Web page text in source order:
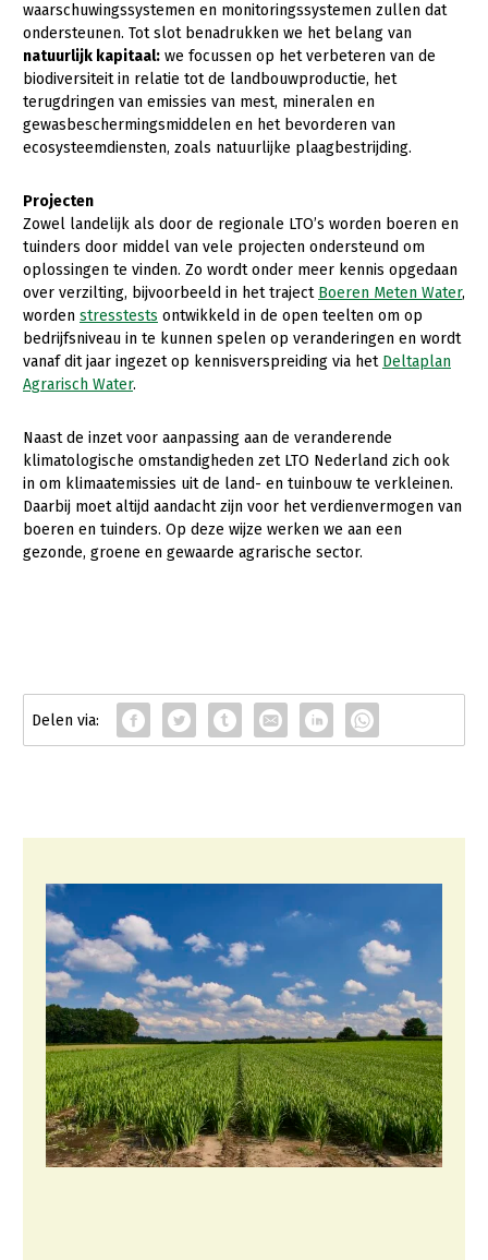
Kalverhouderij
Konijnenhouderij
Melkveehouderij
Paardenhouderij
Schapenhouderij
Varkenshouderij
Vleesveehouderij
Biologische Landbouw
Bollenteelt
Bomen, vaste planten en zomerbloemen
Fruitteelt
Paddenstoelen
Vollegrondsgroente
Multifunctioneel
Vrouw en Bedrijf
Onderwerpen
Nieuws
Nieuwsabonnement
Over LTO
LTO Nederland
Mensen
Bestuur en Directie
Medewerkers
Jaarverslag 2023
Vacatures
Contact
waarschuwingssystemen en monitoringssystemen zullen dat
ondersteunen. Tot slot benadrukken we het belang van
natuurlijk kapitaal: we focussen op het verbeteren van de
biodiversiteit in relatie tot de landbouwproductie, het
terugdringen van emissies van mest, mineralen en
gewasbeschermingsmiddelen en het bevorderen van
ecosysteemdiensten, zoals natuurlijke plaagbestrijding.
Projecten
Zowel landelijk als door de regionale LTO’s worden boeren en
tuinders door middel van vele projecten ondersteund om
oplossingen te vinden. Zo wordt onder meer kennis opgedaan
over verzilting, bijvoorbeeld in het traject Boeren Meten Water,
worden stresstests ontwikkeld in de open teelten om op
bedrijfsniveau in te kunnen spelen op veranderingen en wordt
vanaf dit jaar ingezet op kennisverspreiding via het Deltaplan
Agrarisch Water.
Naast de inzet voor aanpassing aan de veranderende
klimatologische omstandigheden zet LTO Nederland zich ook
in om klimaatemissies uit de land- en tuinbouw te verkleinen.
Daarbij moet altijd aandacht zijn voor het verdienvermogen van
boeren en tuinders. Op deze wijze werken we aan een
gezonde, groene en gewaarde agrarische sector.